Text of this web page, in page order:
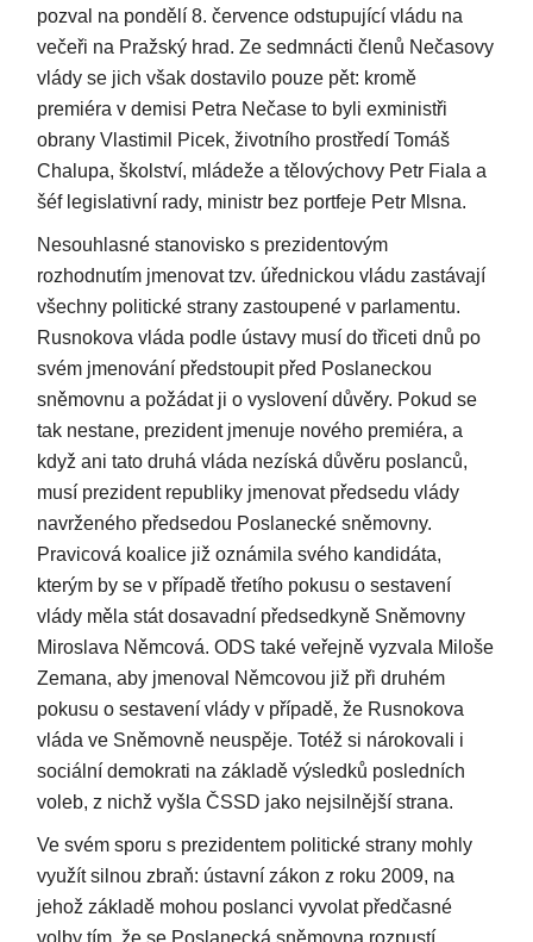
pozval na pondělí 8. července odstupující vládu na
večeři na Pražský hrad. Ze sedmnácti členů Nečasovy
vlády se jich však dostavilo pouze pět: kromě
premiéra v demisi Petra Nečase to byli exministři
obrany Vlastimil Picek, životního prostředí Tomáš
Chalupa, školství, mládeže a tělovýchovy Petr Fiala a
šéf legislativní rady, ministr bez portfeje Petr Mlsna.
Nesouhlasné stanovisko s prezidentovým
rozhodnutím jmenovat tzv. úřednickou vládu zastávají
všechny politické strany zastoupené v parlamentu.
Rusnokova vláda podle ústavy musí do třiceti dnů po
svém jmenování předstoupit před Poslaneckou
sněmovnu a požádat ji o vyslovení důvěry. Pokud se
tak nestane, prezident jmenuje nového premiéra, a
když ani tato druhá vláda nezíská důvěru poslanců,
musí prezident republiky jmenovat předsedu vlády
navrženého předsedou Poslanecké sněmovny.
Pravicová koalice již oznámila svého kandidáta,
kterým by se v případě třetího pokusu o sestavení
vlády měla stát dosavadní předsedkyně Sněmovny
Miroslava Němcová. ODS také veřejně vyzvala Miloše
Zemana, aby jmenoval Němcovou již při druhém
pokusu o sestavení vlády v případě, že Rusnokova
vláda ve Sněmovně neuspěje. Totéž si nárokovali i
sociální demokrati na základě výsledků posledních
voleb, z nichž vyšla ČSSD jako nejsilnější strana.
Ve svém sporu s prezidentem politické strany mohly
využít silnou zbraň: ústavní zákon z roku 2009, na
jehož základě mohou poslanci vyvolat předčasné
volby tím, že se Poslanecká sněmovna rozpustí